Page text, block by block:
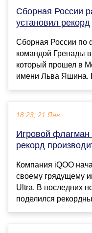
Сборная России
установил рекорд
Сборная России по
командой Гренады
который прошел в
имени Льва Яшина.
18:23, 21 Янв
Игровой флагман
рекорд
Компания iQOO
своему грядущему
Ultra. В последних
поделился